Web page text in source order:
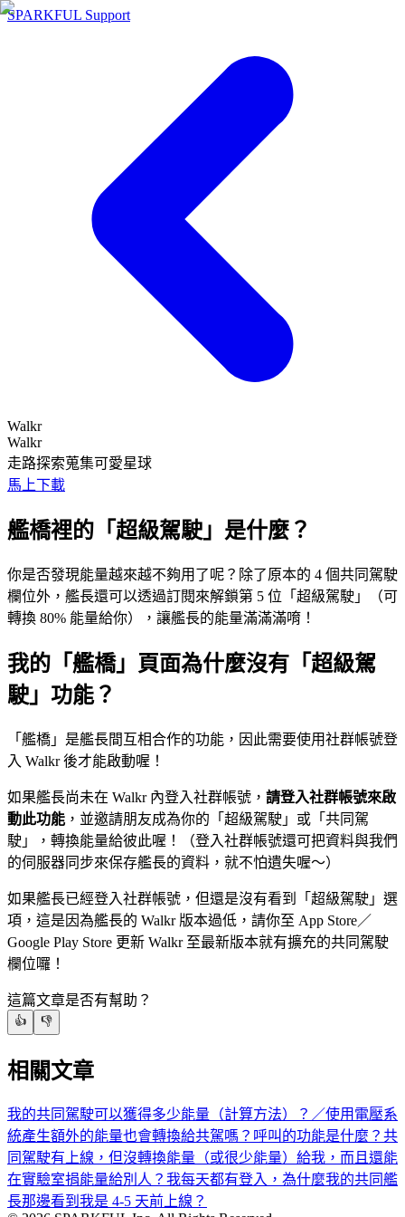
SPARKFUL Support
Walkr
Walkr
走路探索蒐集可愛星球
馬上下載
艦橋裡的「超級駕駛」是什麼？
你是否發現能量越來越不夠用了呢？除了原本的 4 個共同駕駛
欄位外，艦長還可以透過訂閱來解鎖第 5 位「超級駕駛」（可
轉換 80% 能量給你），讓艦長的能量滿滿滿唷！
我的「艦橋」頁面為什麼沒有「超級駕
駛」功能？
「艦橋」是艦長間互相合作的功能，因此需要使用社群帳號登
入 Walkr 後才能啟動喔！
如果艦長尚未在 Walkr 內登入社群帳號， 請登入社群帳號來啟
動此功能 ，並邀請朋友成為你的「超級駕駛」或「共同駕
駛」，轉換能量給彼此喔！（登入社群帳號還可把資料與我們
的伺服器同步來保存艦長的資料，就不怕遺失喔～）
如果艦長已經登入社群帳號，但還是沒有看到「超級駕駛」選
項，這是因為艦長的 Walkr 版本過低，請你至 App Store／
Google Play Store 更新 Walkr 至最新版本就有擴充的共同駕駛
欄位囉！
這篇文章是否有幫助？
👍 👎
相關文章
我的共同駕駛可以獲得多少能量（計算方法）？／使用電壓系
統產生額外的能量也會轉換給共駕嗎？ 呼叫的功能是什麼？ 共
同駕駛有上線，但沒轉換能量（或很少能量）給我，而且還能
在實驗室捐能量給別人？ 我每天都有登入，為什麼我的共同艦
長那邊看到我是 4-5 天前上線？